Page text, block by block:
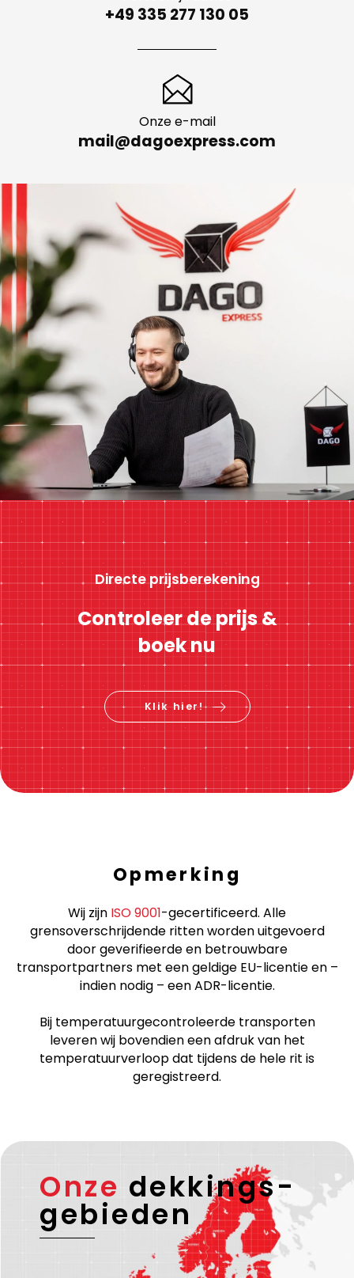
+49 335 277 130 05
Onze e-mail
mail@dagoexpress.com
Directe prijsberekening
Controleer de prijs &
boek nu
Klik hier!
Opmerking
Wij zijn ISO 9001-gecertificeerd. Alle
grensoverschrijdende ritten worden uitgevoerd
door geverifieerde en betrouwbare
transportpartners met een geldige EU-licentie en –
indien nodig – een ADR-licentie.
Bij temperatuurgecontroleerde transporten
leveren wij bovendien een afdruk van het
temperatuurverloop dat tijdens de hele rit is
geregistreerd.
Onze dekkings-
gebieden